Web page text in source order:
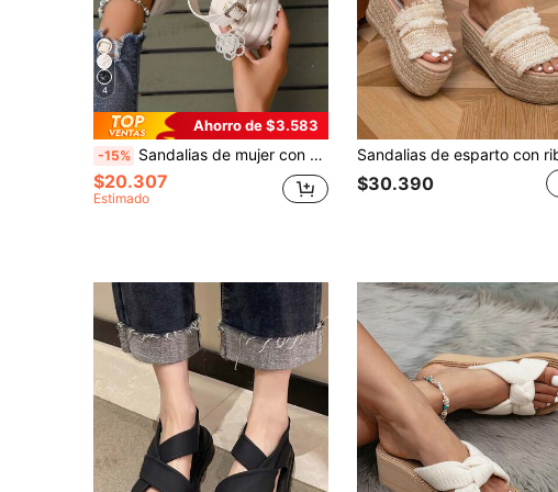
4
Ahorro de $3.583
-15% Sandalias de mujer con diseño plisado y suela gruesa, sandalias de verano casuales con hebilla, sandalias cómodas de tacón grueso, sandalias de plataforma y cuña, sandalias casuales versátiles, zapatos para vacaciones en la playa, sandalias planas, zapatos de verano para mujer
$20.307
Estimado
$30.390